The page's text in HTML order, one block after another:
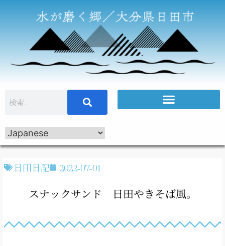
日田日記 2022-07-01
スナックサンド 日田やきそば風。